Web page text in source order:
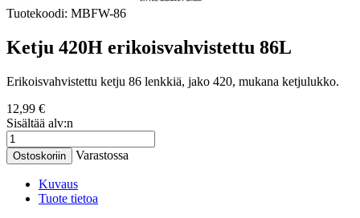
Tuotekoodi: MBFW-86
Ketju 420H erikoisvahvistettu 86L
Erikoisvahvistettu ketju 86 lenkkiä, jako 420, mukana ketjulukko.
12,99 €
Sisältää alv:n
Ostoskoriin Varastossa
Kuvaus
Tuote tietoa